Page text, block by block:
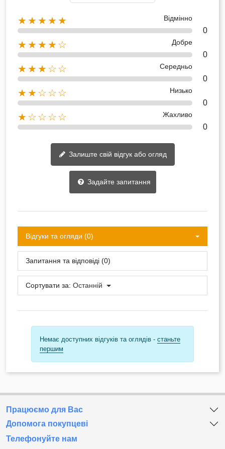
★★★★★ Відмінно
0
★★★★☆ Добре
0
★★★☆☆ Середньо
0
★★☆☆☆ Низько
0
★☆☆☆☆ Жахливо
0
Залиште свій відгук або огляд
Задайте запитання
Відгуки та огляди (0)
Запитання та відповіді (0)
Сортувати за: Останній
Немає доступних відгуків та оглядів - станьте
першим
Працюємо для Вас
Допомога покупцеві
Телефонуйте нам